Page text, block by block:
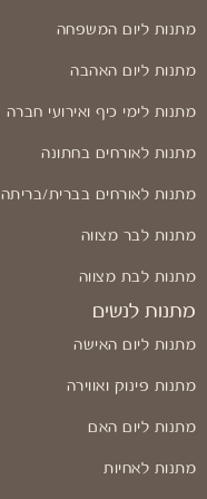
מתנות ליום המשפחה
מתנות ליום האהבה
מתנות לימי כיף ואירועי חברה
מתנות לאורחים בחתונה
מתנות לאורחים בברית/בריתה
מתנות לבר מצווה
מתנות לבת מצווה
מתנות לנשים
מתנות ליום האישה
מתנות פינוק ואווירה
מתנות ליום האם
מתנות לאחיות